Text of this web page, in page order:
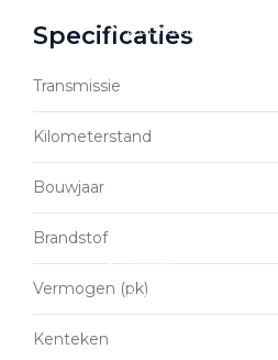
Duurzaamheid
Škoda
CUPRA
Specificaties
Transmissie
Kilometerstand
Bouwjaar
Brandstof
Vermogen (pk)
Kenteken